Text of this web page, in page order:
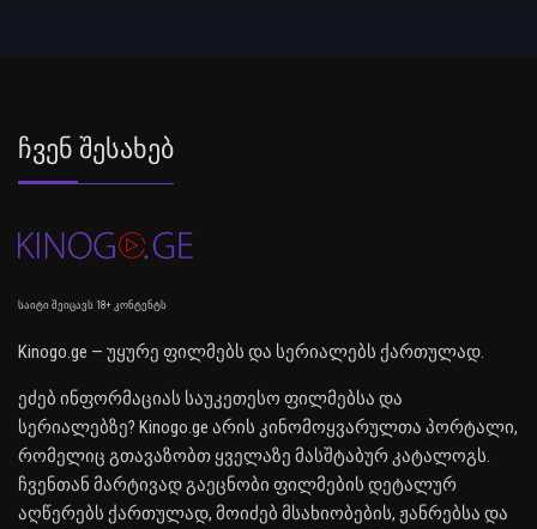
Ჩვენ Შესახებ
საიტი შეიცავს 18+ კონტენტს
Kinogo.ge — უყურე ფილმებს და სერიალებს ქართულად.
ეძებ ინფორმაციას საუკეთესო ფილმებსა და
სერიალებზე? Kinogo.ge არის კინომოყვარულთა პორტალი,
რომელიც გთავაზობთ ყველაზე მასშტაბურ კატალოგს.
ჩვენთან მარტივად გაეცნობი ფილმების დეტალურ
აღწერებს ქართულად, მოიძებ მსახიობების, ჟანრებსა და